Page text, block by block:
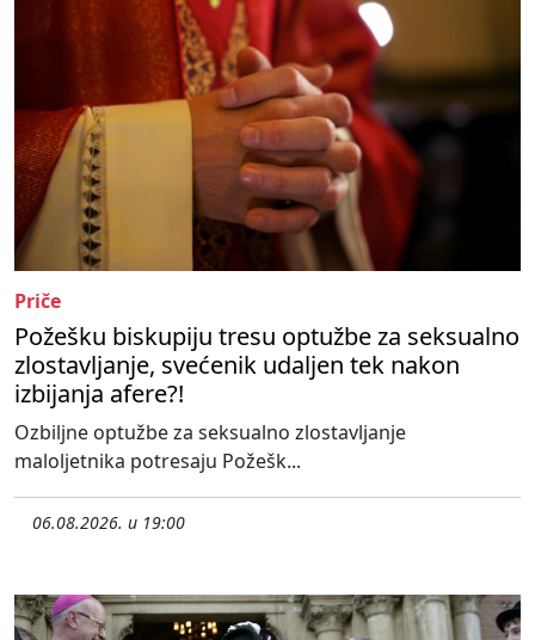
Priče
Požešku biskupiju tresu optužbe za seksualno
zlostavljanje, svećenik udaljen tek nakon
izbijanja afere?!
Ozbiljne optužbe za seksualno zlostavljanje
maloljetnika potresaju Požešk...
06.08.2026. u 19:00